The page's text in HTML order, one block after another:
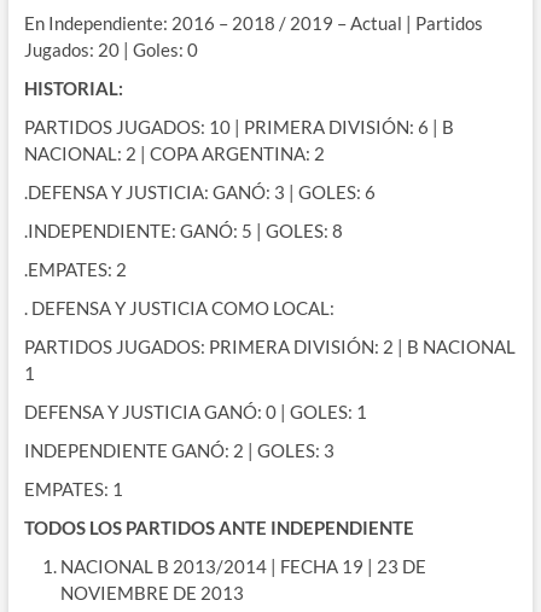
En Independiente: 2016 – 2018 / 2019 – Actual | Partidos
Jugados: 20 | Goles: 0
HISTORIAL:
PARTIDOS JUGADOS: 10 | PRIMERA DIVISIÓN: 6 | B
NACIONAL: 2 | COPA ARGENTINA: 2
.DEFENSA Y JUSTICIA: GANÓ: 3 | GOLES: 6
.INDEPENDIENTE: GANÓ: 5 | GOLES: 8
.EMPATES: 2
. DEFENSA Y JUSTICIA COMO LOCAL:
PARTIDOS JUGADOS: PRIMERA DIVISIÓN: 2 | B NACIONAL
1
DEFENSA Y JUSTICIA GANÓ: 0 | GOLES: 1
INDEPENDIENTE GANÓ: 2 | GOLES: 3
EMPATES: 1
TODOS LOS PARTIDOS ANTE INDEPENDIENTE
NACIONAL B 2013/2014 | FECHA 19 | 23 DE
NOVIEMBRE DE 2013